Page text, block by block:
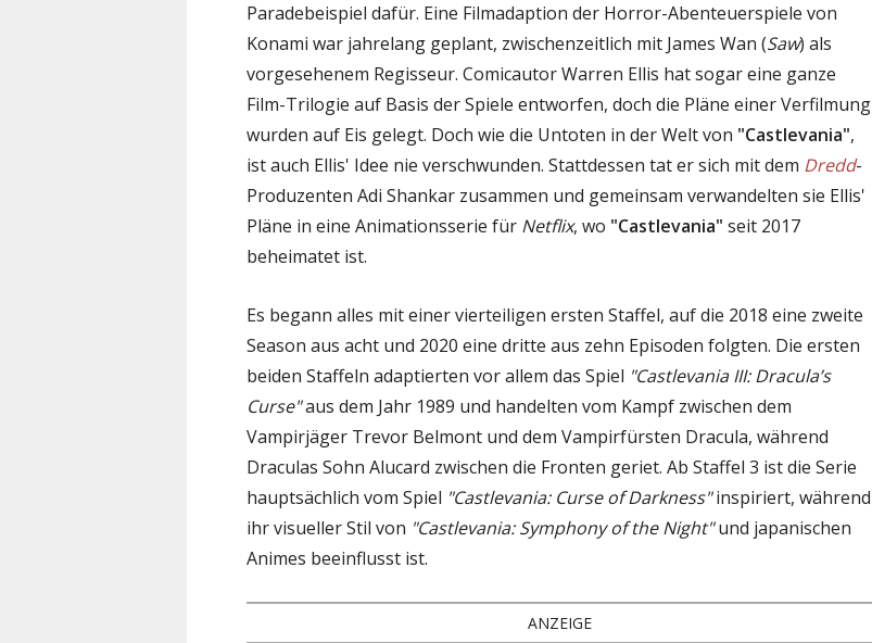
Paradebeispiel dafür. Eine Filmadaption der Horror-Abenteuerspiele von
Konami war jahrelang geplant, zwischenzeitlich mit James Wan (Saw) als
vorgesehenem Regisseur. Comicautor Warren Ellis hat sogar eine ganze
Film-Trilogie auf Basis der Spiele entworfen, doch die Pläne einer Verfilmung
wurden auf Eis gelegt. Doch wie die Untoten in der Welt von "Castlevania",
ist auch Ellis' Idee nie verschwunden. Stattdessen tat er sich mit dem Dredd-
Produzenten Adi Shankar zusammen und gemeinsam verwandelten sie Ellis'
Pläne in eine Animationsserie für Netflix, wo "Castlevania" seit 2017
beheimatet ist.
Es begann alles mit einer vierteiligen ersten Staffel, auf die 2018 eine zweite
Season aus acht und 2020 eine dritte aus zehn Episoden folgten. Die ersten
beiden Staffeln adaptierten vor allem das Spiel "Castlevania III: Dracula’s
Curse"aus dem Jahr 1989 und handelten vom Kampf zwischen dem
Vampirjäger Trevor Belmont und dem Vampirfürsten Dracula, während
Draculas Sohn Alucard zwischen die Fronten geriet. Ab Staffel 3 ist die Serie
hauptsächlich vom Spiel "Castlevania: Curse of Darkness"inspiriert, während
ihr visueller Stil von "Castlevania: Symphony of the Night"und japanischen
Animes beeinflusst ist.
ANZEIGE